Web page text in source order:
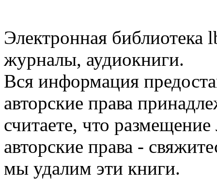
Электронная библиотека
журналы, аудиокниги.
Вся информация
авторские права
считаете, что
авторские права -
мы удалим эти книги.